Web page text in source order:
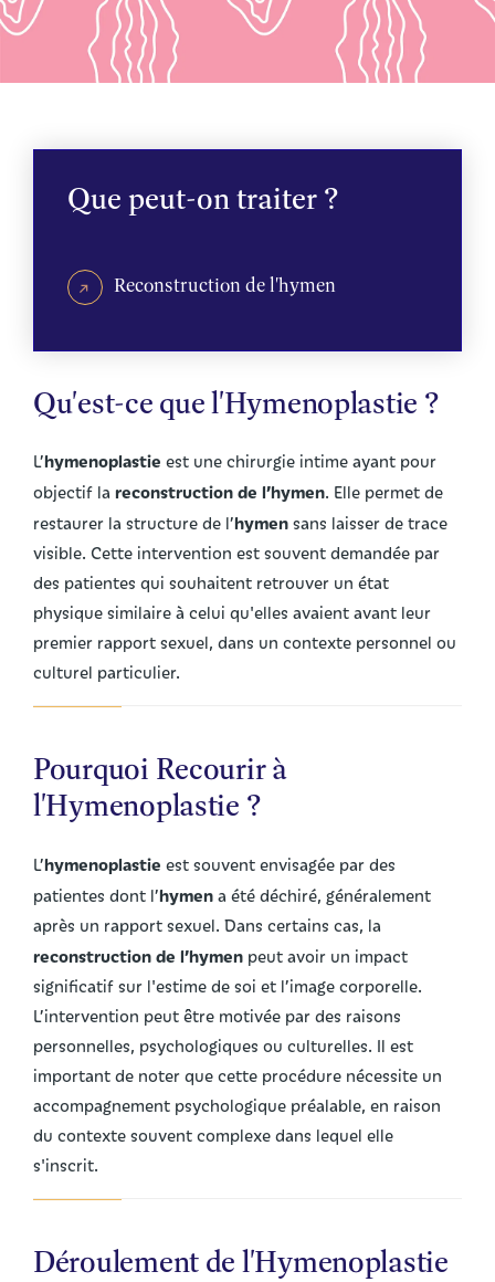
Qu'est-ce que l'Hymenoplastie ?
L’hymenoplastie est une chirurgie intime ayant pour
objectif la reconstruction de l’hymen. Elle permet de
restaurer la structure de l’hymen sans laisser de trace
visible. Cette intervention est souvent demandée par
des patientes qui souhaitent retrouver un état
physique similaire à celui qu'elles avaient avant leur
premier rapport sexuel, dans un contexte personnel ou
culturel particulier.
Pourquoi Recourir à
l'Hymenoplastie ?
L’hymenoplastie est souvent envisagée par des
patientes dont l’hymen a été déchiré, généralement
après un rapport sexuel. Dans certains cas, la
reconstruction de l’hymen peut avoir un impact
significatif sur l'estime de soi et l’image corporelle.
L’intervention peut être motivée par des raisons
personnelles, psychologiques ou culturelles. Il est
important de noter que cette procédure nécessite un
accompagnement psychologique préalable, en raison
du contexte souvent complexe dans lequel elle
s'inscrit.
Déroulement de l'Hymenoplastie
Que peut-on traiter ?
Reconstruction de l'hymen